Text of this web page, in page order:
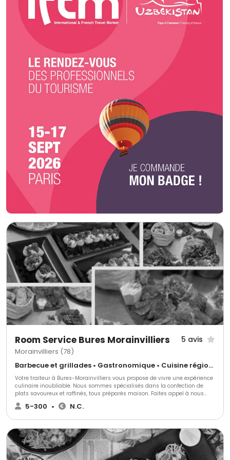
Room Service Bures Morainvilliers 5 avis
Morainvilliers (78)
Barbecue et grillades • Gastronomique • Cuisine régionale
Votre traiteur à Bures-Morainvilliers vous propose de vivre une expérience
culinaire inoubliable. Nous sommes spécialisés dans la confection de
plats savoureux et raffinés, tous préparés maison. Faites appel à nous
pour tous types d'événements. Nous proposons des plats à emporter et
réalisons des commandes sur mesure.
5-300 • N.C.